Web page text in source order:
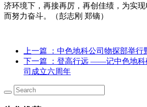
济环境下，再接再厉，再创佳绩，为实
而努力奋斗。（彭志刚 郑镝）
上一篇
：中色地科公司物探部举行
下一篇
：登高行远 ——记中色地
司成立六周年